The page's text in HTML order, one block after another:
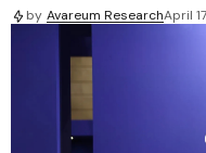
by Avareum ResearchApril